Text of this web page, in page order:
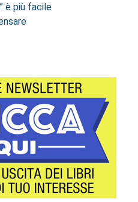
è più facile